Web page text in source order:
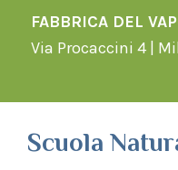
FABBRICA DEL
Via Procaccini 4 |
Scuola